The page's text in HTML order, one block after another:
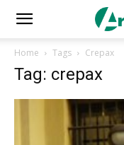
Home Tags Crepax
Tag: crepax